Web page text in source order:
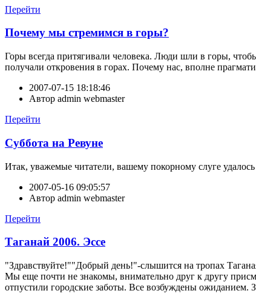
Перейти
Почему мы стремимся в горы?
Горы всегда притягивали человека. Люди шли в горы,
получали откровения в горах. Почему нас, вполне
2007-07-15 18:18:46
Автор admin webmaster
Перейти
Суббота на Ревуне
Итак, уважемые читатели, вашему покорному слуге
2007-05-16 09:05:57
Автор admin webmaster
Перейти
Таганай 2006. Эссе
"Здравствуйте!""Добрый день!"-слышится на тропах
Мы еще почти не знакомы, внимательно друг к другу
отпустили городские заботы. Все возбуждены